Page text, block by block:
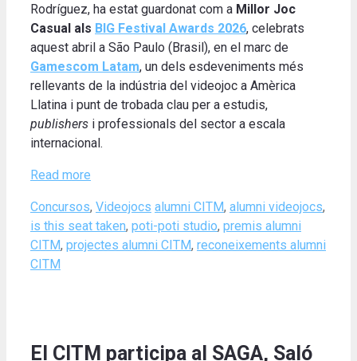
Rodríguez, ha estat guardonat com a Millor Joc
Casual als BIG Festival Awards 2026, celebrats
aquest abril a São Paulo (Brasil), en el marc de
Gamescom Latam, un dels esdeveniments més
rellevants de la indústria del videojoc a Amèrica
Llatina i punt de trobada clau per a estudis,
publishers i professionals del sector a escala
internacional.
Read more
Categories
Concursos, Videojocs Tags
alumni CITM, alumni videojocs,
is this seat taken, poti-poti studio, premis alumni
CITM, projectes alumni CITM, reconeixements alumni
CITM
El CITM participa al SAGA, Saló